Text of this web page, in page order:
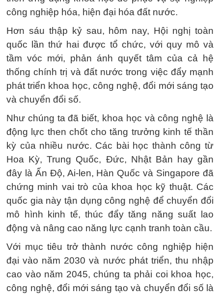
công nghiệp hóa, hiện đại hóa đất nước.
Hơn sáu thập kỷ sau, hôm nay, Hội nghị toàn
quốc lần thứ hai được tổ chức, với quy mô và
tầm vóc mới, phản ánh quyết tâm của cả hệ
thống chính trị và đất nước trong việc đẩy mạnh
phát triển khoa học, công nghệ, đổi mới sáng tạo
và chuyển đổi số.
Như chúng ta đã biết, khoa học và công nghệ là
động lực then chốt cho tăng trưởng kinh tế thần
kỳ của nhiều nước. Các bài học thành công từ
Hoa Kỳ, Trung Quốc, Đức, Nhật Bản hay gần
đây là Ấn Độ, Ai-len, Hàn Quốc và Singapore đã
chứng minh vai trò của khoa học kỹ thuật. Các
quốc gia này tận dụng công nghệ để chuyển đổi
mô hình kinh tế, thúc đẩy tăng năng suất lao
động và nâng cao năng lực cạnh tranh toàn cầu.
Với mục tiêu trở thành nước công nghiệp hiện
đại vào năm 2030 và nước phát triển, thu nhập
cao vào năm 2045, chúng ta phải coi khoa học,
công nghệ, đổi mới sáng tạo và chuyển đổi số là